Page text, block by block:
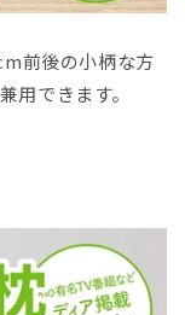
前後の小柄な方
用できます。